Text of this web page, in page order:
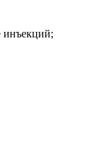
инъекций;